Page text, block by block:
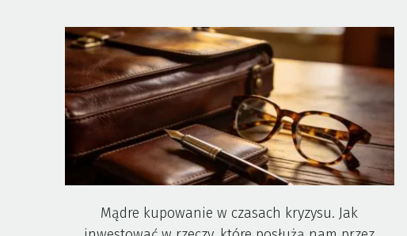
Mądre kupowanie w czasach kryzysu. Jak